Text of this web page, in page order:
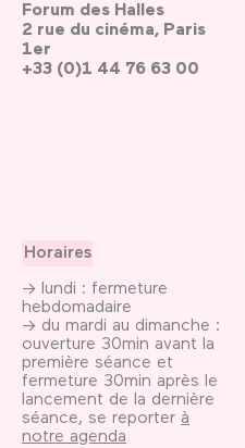
Forum des Halles
2 rue du cinéma, Paris
1er
+33 (0)1 44 76 63 00
Horaires
→ lundi : fermeture
hebdomadaire
→ du mardi au dimanche :
ouverture 30min avant la
première séance et
fermeture 30min après le
lancement de la dernière
séance, se reporter à
notre agenda